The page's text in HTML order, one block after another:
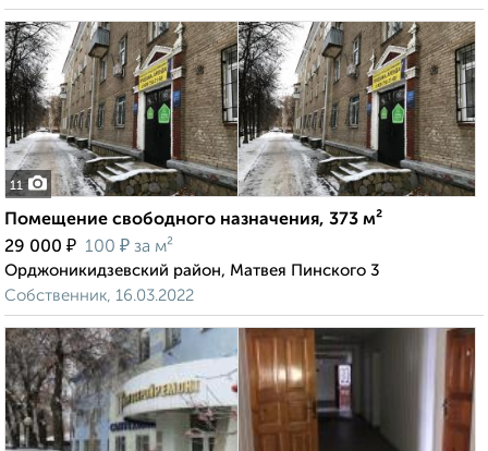
11
Помещение свободного назначения, 373 м²
29 000 ₽ 100 ₽ за м²
Орджоникидзевский район, Матвея Пинского 3
Собственник, 16.03.2022